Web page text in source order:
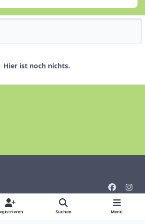
Hier ist noch nichts.
a
n
s
Design Datenschutz
Suchen Menü